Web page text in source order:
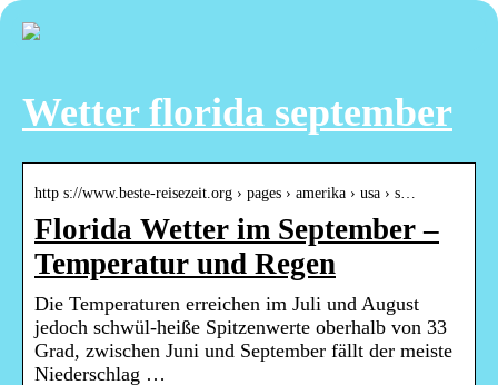
Wetter florida september
http s://www.beste-reisezeit.org › pages › amerika › usa › s…
Florida Wetter im September –
Temperatur und Regen
Die Temperaturen erreichen im Juli und August
jedoch schwül-heiße Spitzenwerte oberhalb von 33
Grad, zwischen Juni und September fällt der meiste
Niederschlag …